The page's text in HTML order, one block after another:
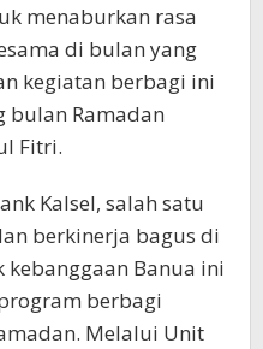
menaburkan rasa
di bulan yang
kegiatan berbagi ini
bulan Ramadan
Fitri.
Kalsel, salah satu
berkinerja bagus di
Banua ini
berbagi
Melalui Unit